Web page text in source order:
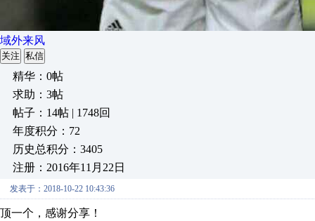
域外来风
关注 私信
精华：0帖
求助：3帖
帖子：14帖 | 1748回
年度积分：72
历史总积分：3405
注册：2016年11月22日
发表于：2018-10-22 10:43:36
顶一个，感谢分享！